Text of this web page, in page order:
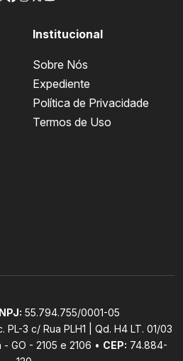
Institucional
Sobre Nós
Expediente
Política de Privacidade
Termos de Uso
55.794.755/0001-05
PL-3 c/ Rua PLH1 | Qd. H4 LT. 01/03
- GO - 2105 e 2106 • CEP: 74.884-